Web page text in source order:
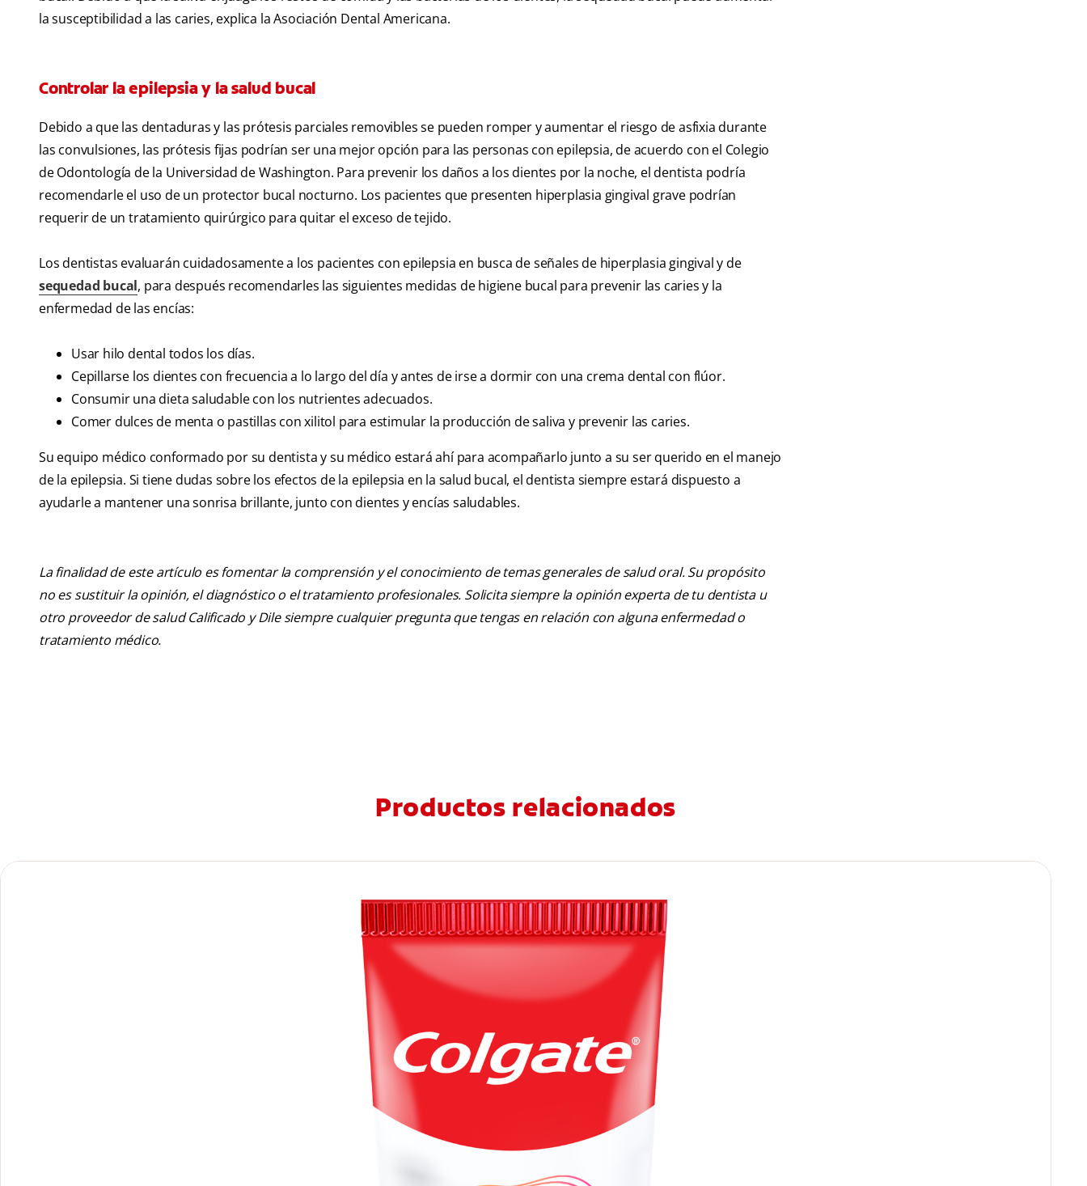
la susceptibilidad a las caries, explica la Asociación Dental Americana.
Controlar la epilepsia y la salud bucal
Debido a que las dentaduras y las prótesis parciales removibles se pueden romper y aumentar el riesgo de asfixia durante
las convulsiones, las prótesis fijas podrían ser una mejor opción para las personas con epilepsia, de acuerdo con el Colegio
de Odontología de la Universidad de Washington. Para prevenir los daños a los dientes por la noche, el dentista podría
recomendarle el uso de un protector bucal nocturno. Los pacientes que presenten hiperplasia gingival grave podrían
requerir de un tratamiento quirúrgico para quitar el exceso de tejido.
Los dentistas evaluarán cuidadosamente a los pacientes con epilepsia en busca de señales de hiperplasia gingival y de
sequedad bucal, para después recomendarles las siguientes medidas de higiene bucal para prevenir las caries y la
enfermedad de las encías:
Usar hilo dental todos los días.
Cepillarse los dientes con frecuencia a lo largo del día y antes de irse a dormir con una crema dental con flúor.
Consumir una dieta saludable con los nutrientes adecuados.
Comer dulces de menta o pastillas con xilitol para estimular la producción de saliva y prevenir las caries.
Su equipo médico conformado por su dentista y su médico estará ahí para acompañarlo junto a su ser querido en el manejo
de la epilepsia. Si tiene dudas sobre los efectos de la epilepsia en la salud bucal, el dentista siempre estará dispuesto a
ayudarle a mantener una sonrisa brillante, junto con dientes y encías saludables.
La finalidad de este artículo es fomentar la comprensión y el conocimiento de temas generales de salud oral. Su propósito
no es sustituir la opinión, el diagnóstico o el tratamiento profesionales. Solicita siempre la opinión experta de tu dentista u
otro proveedor de salud Calificado y Dile siempre cualquier pregunta que tengas en relación con alguna enfermedad o
tratamiento médico.
Productos relacionados